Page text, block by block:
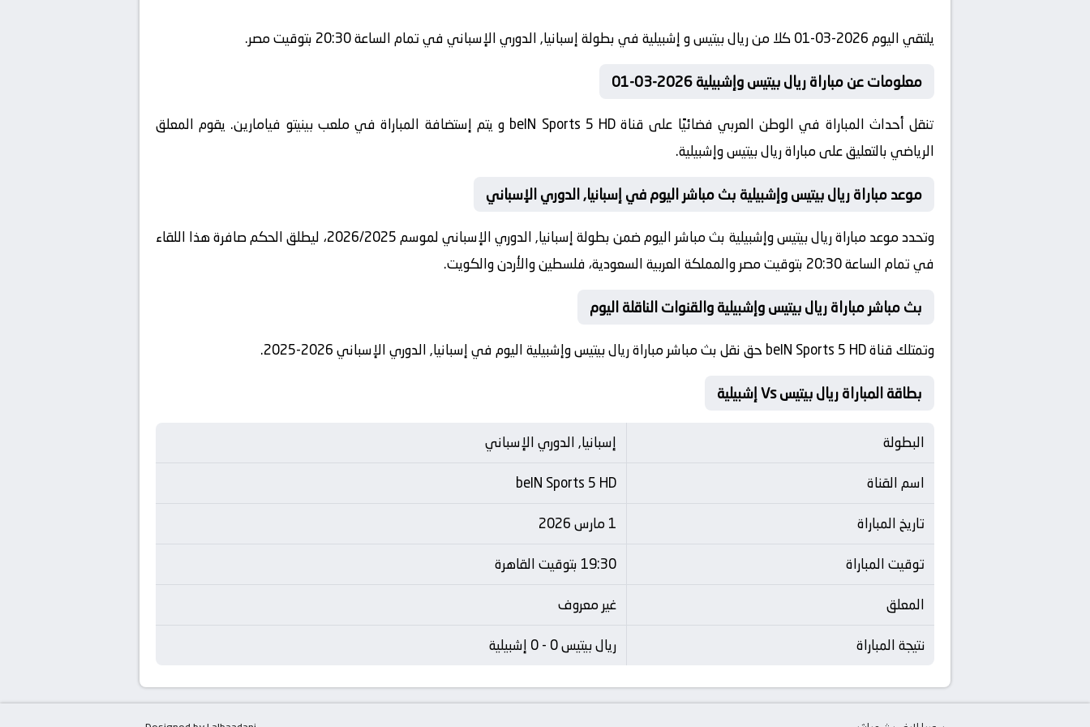
يلتقي اليوم 2026-03-01 كلا من ريال بيتيس و إشبيلية في بطولة إسبانيا, الدوري الإسباني في تمام الساعة 20:30 بتوقيت مصر.
معلومات عن مباراة ريال بيتيس وإشبيلية 2026-03-01
تنقل أحداث المباراة في الوطن العربي فضائيًا على قناة beIN Sports 5 HD و يتم إستضافة المباراة في ملعب بينيتو فيامارين. يقوم المعلق
الرياضي بالتعليق على مباراة ريال بيتيس وإشبيلية.
موعد مباراة ريال بيتيس وإشبيلية بث مباشر اليوم في إسبانيا, الدوري الإسباني
وتحدد موعد مباراة ريال بيتيس وإشبيلية بث مباشر اليوم ضمن بطولة إسبانيا, الدوري الإسباني لموسم 2026/2025، ليطلق الحكم صافرة هذا اللقاء
في تمام الساعة 20:30 بتوقيت مصر والمملكة العربية السعودية، فلسطين والأردن والكويت.
بث مباشر مباراة ريال بيتيس وإشبيلية والقنوات الناقلة اليوم
وتمتلك قناة beIN Sports 5 HD حق نقل بث مباشر مباراة ريال بيتيس وإشبيلية اليوم في إسبانيا, الدوري الإسباني 2026-2025.
بطاقة المباراة ريال بيتيس Vs إشبيلية
البطولة
إسبانيا, الدوري الإسباني
اسم القناة
beIN Sports 5 HD
تاريخ المباراة
1 مارس 2026
توقيت المباراة
19:30 بتوقيت القاهرة
المعلق
غير معروف
نتيجة المباراة
ريال بيتيس 0 - 0 إشبيلية